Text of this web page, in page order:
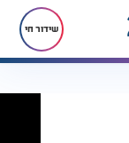
שידור חי
ב-2 בלילה